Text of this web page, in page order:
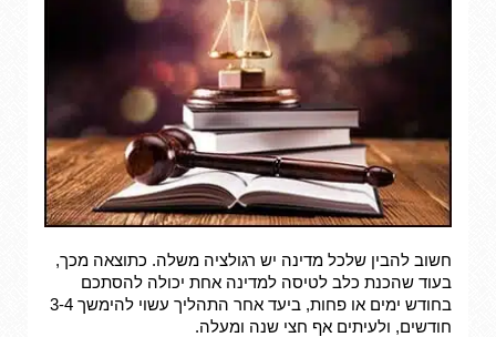
חשוב להבין שלכל מדינה יש רגולציה משלה. כתוצאה מכך,
בעוד שהכנת כלב לטיסה למדינה אחת יכולה להסתכם
בחודש ימים או פחות, ביעד אחר התהליך עשוי להימשך 3-4
חודשים, ולעיתים אף חצי שנה ומעלה.